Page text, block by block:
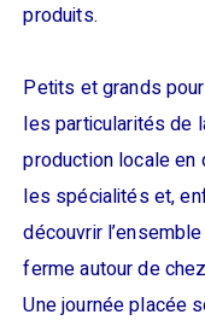
produits.
Petits et grands
les particularités de
production locale en
les spécialités et,
découvrir
ferme autour de
Une journée placée